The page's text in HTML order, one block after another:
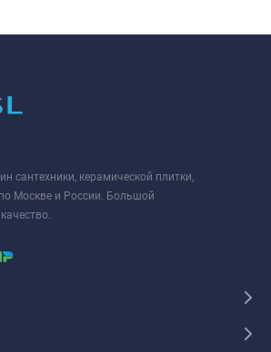
сантехники, керамической плитки,
Москве и России. Большой